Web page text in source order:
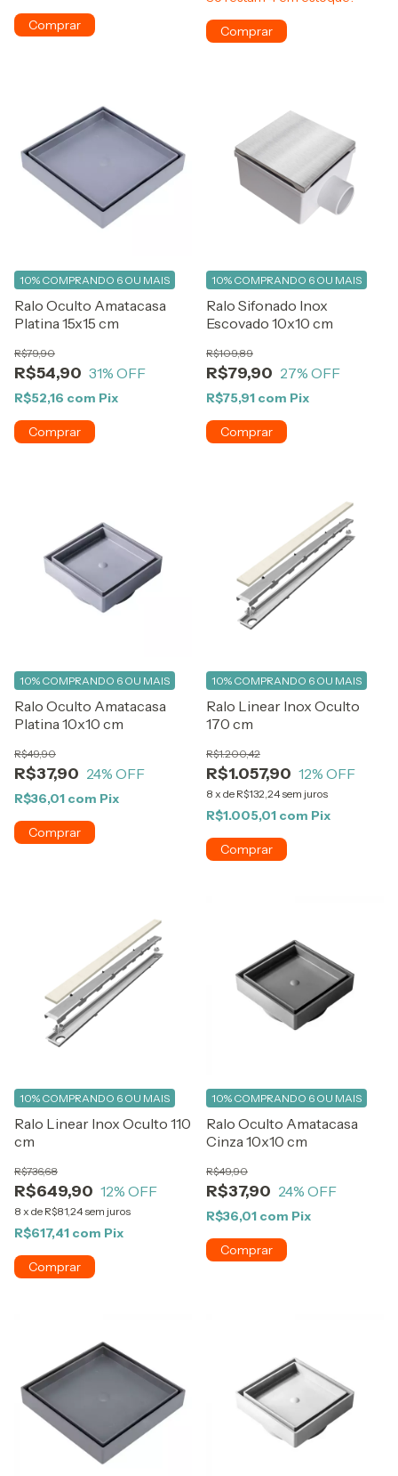
Ralo Oculto Amatacasa
Platina 15x15 cm
R$54,90
R$79,90
31% OFF
10% COMPRANDO 6 OU MAIS
R$52,16 com Pix
Ralo Sifonado Inox
Escovado 10x10 cm
R$79,90
R$109,89
27% OFF
10% COMPRANDO 6 OU MAIS
R$75,91 com Pix
Comprar
Ralo Oculto Amatacasa
Platina 10x10 cm
R$37,90
R$49,90
24% OFF
10% COMPRANDO 6 OU MAIS
R$36,01 com Pix
Ralo Linear Inox Oculto
170 cm
R$1.057,90
R$1.200,42
12% OFF
8 x de R$132,24 sem juros
10% COMPRANDO 6 OU MAIS
R$1.005,01 com Pix
Ralo Linear Inox Oculto 110
cm
R$649,90
R$736,68
12% OFF
8 x de R$81,24 sem juros
10% COMPRANDO 6 OU MAIS
R$617,41 com Pix
Ralo Oculto Amatacasa
Cinza 10x10 cm
R$37,90
R$49,90
24% OFF
10% COMPRANDO 6 OU MAIS
R$36,01 com Pix